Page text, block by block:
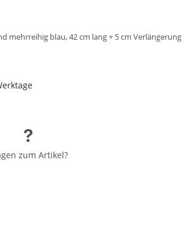
mehrreihig blau, 42 cm lang + 5 cm Verlängerung
zum Artikel?